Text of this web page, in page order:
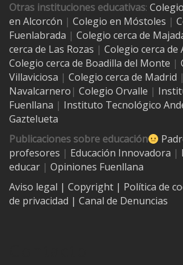
Otras instituciones educativas:
en Alcorcón | Colegio en Móstoles |
Fuenlabrada | Colegio cerca de
cerca de Las Rozas | Colegio cerca de
Colegio cerca de Boadilla del Monte |
Villaviciosa | Colegio cerca de Madrid |
Navalcarnero | Colegio Orvalle |
Fuenllana | Instituto Tecnológico
Gaztelueta
Publicaciones sobre educación
profesores | Educación Innovadora |
educar | Opiniones Fuenllana
Aviso legal | Copyright | Política de
de privacidad | Canal de Denuncias